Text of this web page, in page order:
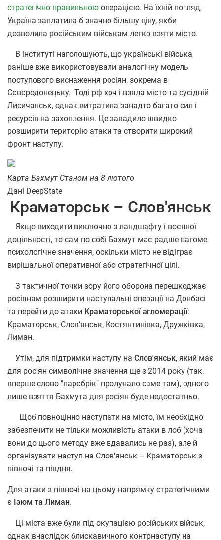
стратегічно правильною операцією. На їхній погляд,
Україна заплатила б значно більшу ціну, якби
дозволила російським військам легко взяти місто.
В інституті наголошують, що українські війська
раніше вже використовували аналогічну модель
поступового виснаження росіян, зокрема в
Сєвєродонецьку. Тоді рф хоч і взяла місто та сусідній
Лисичанськ, однак витратила занадто багато сил і
ресурсів на захоплення. Це завадило швидко
розширити територію атаки та створити широкий
фронт наступу.
Карта Бахмут Станом на 8 лютого
Дані DeepState
Краматорськ – Слов'янськ
Якщо виходити виключно з ландшафту і воєнної
доцільності, то сам по собі Бахмут має радше вагоме
психологічне значення, оскільки місто не відіграє
вирішальної оперативної або стратегічної цілі.
З тактичної точки зору його оборона перешкоджає
росіянам розширити наступальні операції на Донбасі
та перейти до атаки Краматорської агломерації:
Краматорськ, Слов'янськ, Костянтинівка, Дружківка,
Лиман.
Утім, для підтримки наступу на Слов'янськ, який має
для росіян символічне значення ще з 2014 року (так,
вперше слово "парєбрік" пролунало саме там), одного
лише взяття Бахмута для росіян буде недостатньо.
Щоб повноцінно наступати на місто, їм необхідно
забезпечити не тільки можливість атаки в лоб (хоча
вони до цього методу вже вдавались не раз), але й
організувати наступ на Слов'янськ – Краматорськ з
півночі та півдня.
Для атаки з півночі на цьому напрямку стратегічними
є Ізюм та Лиман.
Ці міста вже були під окупацією російських військ,
однак внаслідок блискавичного контрнаступу на